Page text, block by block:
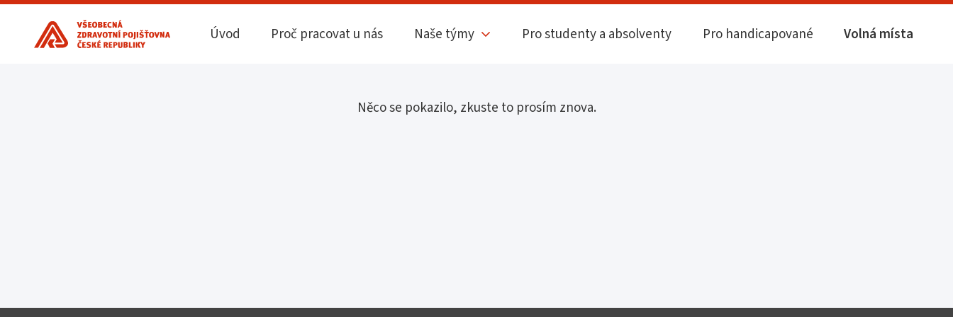
Úvod Proč pracovat u nás Naše týmy Pro studenty a absolventy Pro handicapované Volná místa
Něco se pokazilo, zkuste to prosím znova.